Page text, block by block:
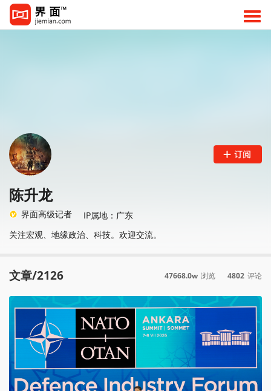
陈升龙
界面高级记者
IP属地：广东
关注宏观、地缘政治、科技。欢迎交流。
文章/2126 47668.0w 浏览 4802 评论